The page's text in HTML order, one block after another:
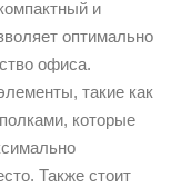
и
оптимально
офиса.
такие как
которые
Также стоит